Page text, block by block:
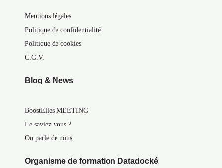
Mentions légales
Politique de confidentialité
Politique de cookies
C.G.V.
Blog & News
BoostElles MEETING
Le saviez-vous ?
On parle de nous
Organisme de formation Datadocké